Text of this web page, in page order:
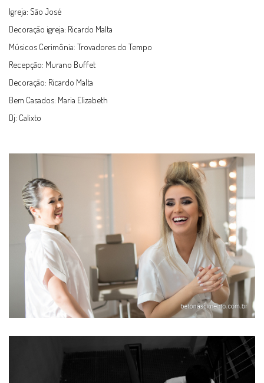
Igreja: São José
Decoração igreja: Ricardo Malta
Músicos Cerimônia: Trovadores do Tempo
Recepção: Murano Buffet
Decoração: Ricardo Malta
Bem Casados: Maria Elizabeth
Dj: Calixto